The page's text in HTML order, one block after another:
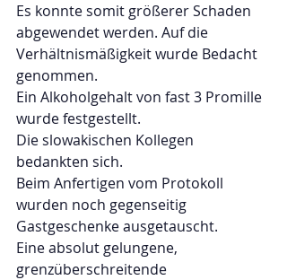
Es konnte somit größerer Schaden
abgewendet werden. Auf die
Verhältnismäßigkeit wurde Bedacht
genommen.
Ein Alkoholgehalt von fast 3 Promille
wurde festgestellt.
Die slowakischen Kollegen
bedankten sich.
Beim Anfertigen vom Protokoll
wurden noch gegenseitig
Gastgeschenke ausgetauscht.
Eine absolut gelungene,
grenzüberschreitende